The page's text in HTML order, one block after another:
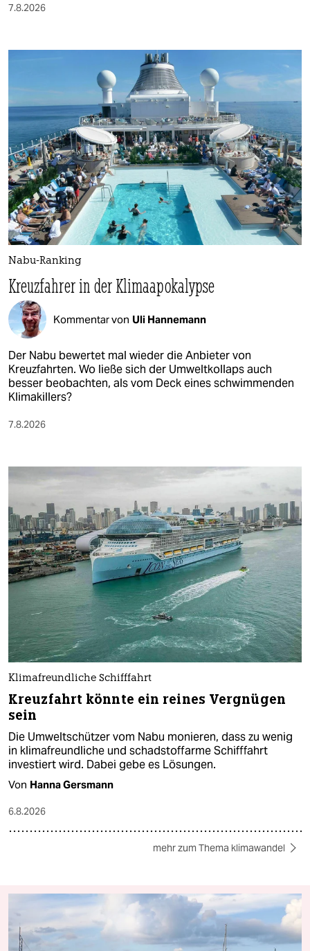
7.8.2026
Nabu-Ranking
Kreuzfahrer in der Klimaapokalypse
Kommentar von Uli Hannemann
Der Nabu bewertet mal wieder die Anbieter von
Kreuzfahrten. Wo ließe sich der Umweltkollaps auch
besser beobachten, als vom Deck eines schwimmenden
Klimakillers?
7.8.2026
Klimafreundliche Schifffahrt
Kreuzfahrt könnte ein reines Vergnügen
sein
Die Umweltschützer vom Nabu monieren, dass zu wenig
in klimafreundliche und schadstoffarme Schifffahrt
investiert wird. Dabei gebe es Lösungen.
Von Hanna Gersmann
6.8.2026
mehr zum Thema klimawandel